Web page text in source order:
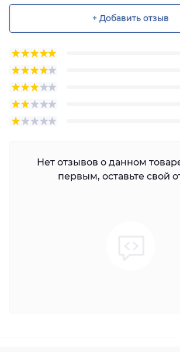
+ Добавить отзыв
Нет отзывов о данном
первым, оставьте свой